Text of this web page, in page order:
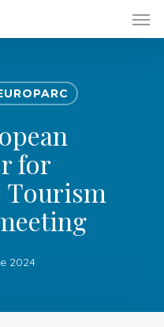
for
Tourism
2024